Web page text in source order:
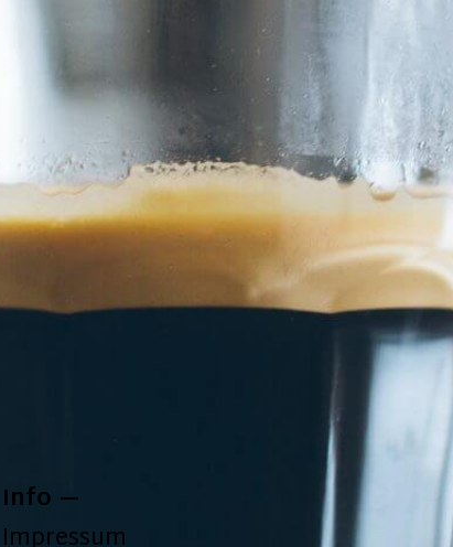
Info